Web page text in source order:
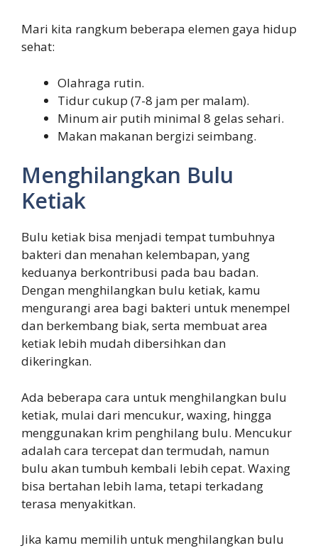
Mari kita rangkum beberapa elemen gaya hidup
sehat:
Olahraga rutin.
Tidur cukup (7-8 jam per malam).
Minum air putih minimal 8 gelas sehari.
Makan makanan bergizi seimbang.
Menghilangkan Bulu
Ketiak
Bulu ketiak bisa menjadi tempat tumbuhnya
bakteri dan menahan kelembapan, yang
keduanya berkontribusi pada bau badan.
Dengan menghilangkan bulu ketiak, kamu
mengurangi area bagi bakteri untuk menempel
dan berkembang biak, serta membuat area
ketiak lebih mudah dibersihkan dan
dikeringkan.
Ada beberapa cara untuk menghilangkan bulu
ketiak, mulai dari mencukur, waxing, hingga
menggunakan krim penghilang bulu. Mencukur
adalah cara tercepat dan termudah, namun
bulu akan tumbuh kembali lebih cepat. Waxing
bisa bertahan lebih lama, tetapi terkadang
terasa menyakitkan.
Jika kamu memilih untuk menghilangkan bulu